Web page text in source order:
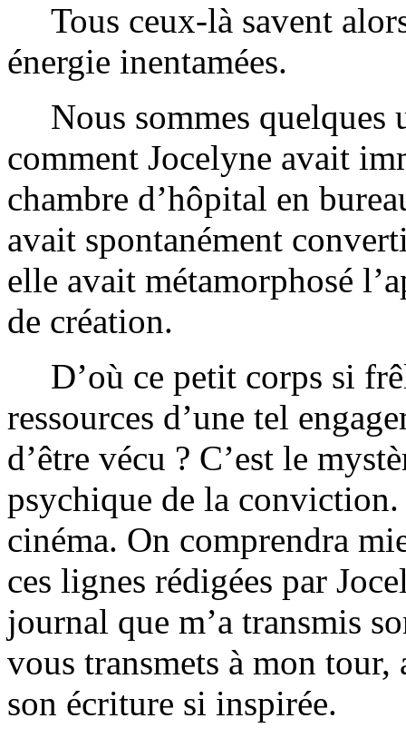
Tous ceux-là savent
énergie inentamées.
Nous sommes
comment Jocelyne avait
chambre d’hôpital en
avait spontanément
elle avait métamorphosé
de création.
D’où ce petit corps si
ressources d’une tel
d’être vécu ? C’est le
psychique de la conviction.
cinéma. On comprendra
ces lignes rédigées par
journal que m’a transmis
vous transmets à mon
son écriture si inspirée.